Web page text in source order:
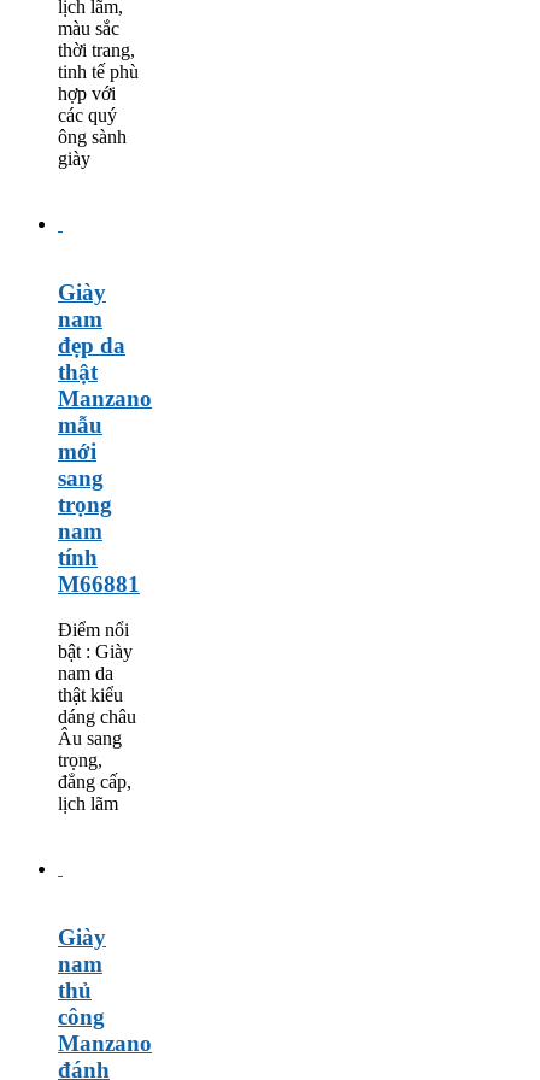
lịch lãm,
màu sắc
thời trang,
tinh tế phù
hợp với
các quý
ông sành
giày
Giày
nam
đẹp da
thật
Manzano
mẫu
mới
sang
trọng
nam
tính
M66881
Điểm nổi
bật : Giày
nam da
thật kiểu
dáng châu
Âu sang
trọng,
đẳng cấp,
lịch lãm
Giày
nam
thủ
công
Manzano
đánh